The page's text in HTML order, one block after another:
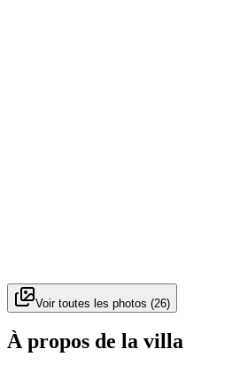
Voir toutes les photos (26)
À propos de la villa